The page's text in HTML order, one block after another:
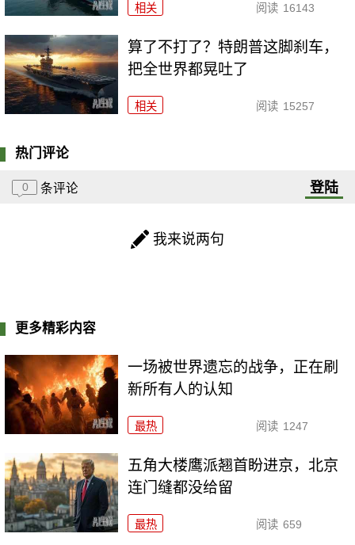
相关 阅读 16143
算了不打了？特朗普这脚刹车，
把全世界都晃吐了
相关 阅读 15257
热门评论
0 条评论 登陆
我来说两句
更多精彩内容
一场被世界遗忘的战争，正在刷
新所有人的认知
最热 阅读 1247
五角大楼鹰派翘首盼进京，北京
连门缝都没给留
最热 阅读 659